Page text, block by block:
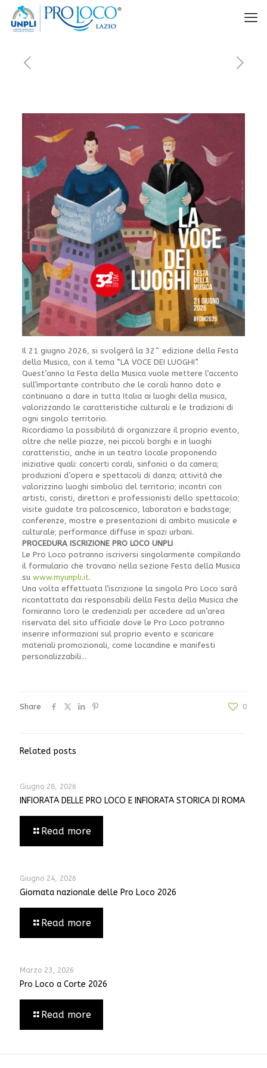
Il 21 giugno 2026, si svolgerà la 32^ edizione della Festa
della Musica, con il tema “LA VOCE DEI LUOGHI”.
Quest’anno la Festa della Musica vuole mettere l’accento
sull’importante contributo che le corali hanno dato e
continuano a dare in tutta Italia ai luoghi della musica,
valorizzando le caratteristiche culturali e le tradizioni di
ogni singolo territorio.
Ricordiamo la possibilità di organizzare il proprio evento,
oltre che nelle piazze, nei piccoli borghi e in luoghi
caratteristici, anche in un teatro locale proponendo
iniziative quali: concerti corali, sinfonici o da camera;
produzioni d’opera e spettacoli di danza; attività che
valorizzino luoghi simbolici del territorio; incontri con
artisti, coristi, direttori e professionisti dello spettacolo;
visite guidate tra palcoscenico, laboratori e backstage;
conferenze, mostre e presentazioni di ambito musicale e
culturale; performance diffuse in spazi urbani.
PROCEDURA ISCRIZIONE PRO LOCO UNPLI
Le Pro Loco potranno iscriversi singolarmente compilando
il formulario che trovano nella sezione Festa della Musica
su www.myunpli.it.
Una volta effettuata l’iscrizione la singola Pro Loco sarà
ricontattata dai responsabili della Festa della Musica che
forniranno loro le credenziali per accedere ad un’area
riservata del sito ufficiale dove le Pro Loco potranno
inserire informazioni sul proprio evento e scaricare
materiali promozionali, come locandine e manifesti
personalizzabili…
Share 0
Related posts
Giugno 28, 2026
INFIORATA DELLE PRO LOCO E INFIORATA STORICA DI ROMA
Read more
Giugno 24, 2026
Giornata nazionale delle Pro Loco 2026
Read more
Marzo 23, 2026
Pro Loco a Corte 2026
Read more